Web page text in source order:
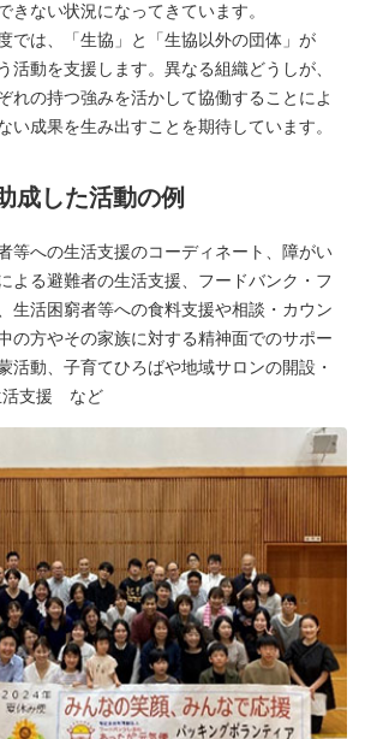
きない状況になってきています。
では、「生協」と「生協以外の団体」が
活動を支援します。異なる組織どうしが、
れの持つ強みを活かして協働することによ
い成果を生み出すことを期待しています。
成した活動の例
等への生活支援のコーディネート、障がい
よる避難者の生活支援、フードバンク・フ
生活困窮者等への食料支援や相談・カウン
の方やその家族に対する精神面でのサポー
活動、子育てひろばや地域サロンの開設・
活支援 など